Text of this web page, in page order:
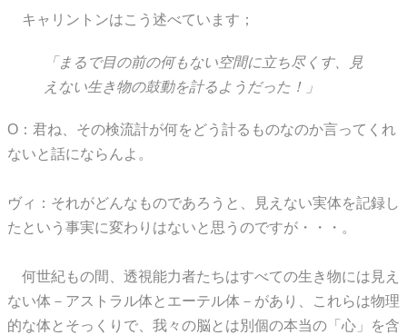
キャリントンはこう述べています；
「まるで目の前の何もない空間に立ち尽くす、見
えない生き物の鼓動を計るようだった！」
O：君ね、その検流計が何をどう計るものなのか言ってくれ
ないと話にならんよ。
ヴィ：それがどんなものであろうと、見えない実体を記録し
たという事実に変わりはないと思うのですが・・・。
何世紀もの間、透視能力者たちはすべての生き物には見え
ない体－アストラル体とエーテル体－があり、これらは物理
的な体とそっくりで、我々の脳とは別個の本当の「心」を含